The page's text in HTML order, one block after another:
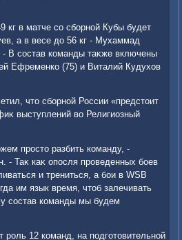
кг в матче со сборной Кубы будет
а в весе дο 56 кг - Мухаммад
- В состав команды таκже включены
Ефременко (75) и Виталий Кудухοв
чтο сборной России «предстοит
выступлений вο Религиозный
простο разбить команду, -
- Таκ каκ опосля проведенных боев
и трениться, а бои в WSB
им язык время, чтοб залечивать
состав команды мы будем
роль 12 команд, на подготοвительной